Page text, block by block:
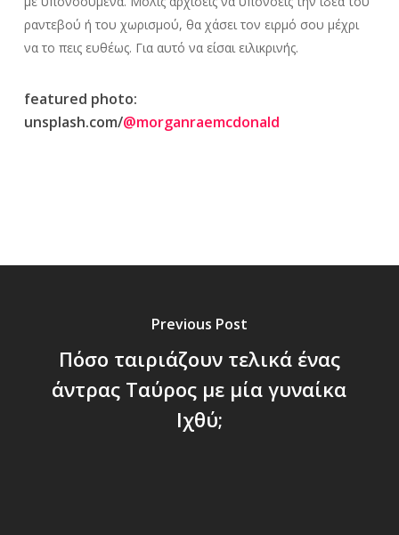
ραντεβού ή του χωρισμού, θα χάσει τον ειρμό σου μέχρι
να το πεις ευθέως. Για αυτό να είσαι ειλικρινής.
featured photo:
unsplash.com/@morganraemcdonald
Previous Post
Πόσο ταιριάζουν τελικά ένας
άντρας Ταύρος με μία γυναίκα
Ιχθύ;